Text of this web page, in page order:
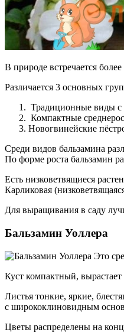
В природе встречается
Различается 3 основных
Традиционные виды с
Компактные
Новогвинейские
Среди видов бальзамина
По форме роста бальзамин
Есть низковетвящиеся
Карликовая
Для выращивания в саду
Бальзамин Уоллера
Это
Куст компактный,
Листья тонкие, яркие,
с ширококлиновидным
Цветы распределены на